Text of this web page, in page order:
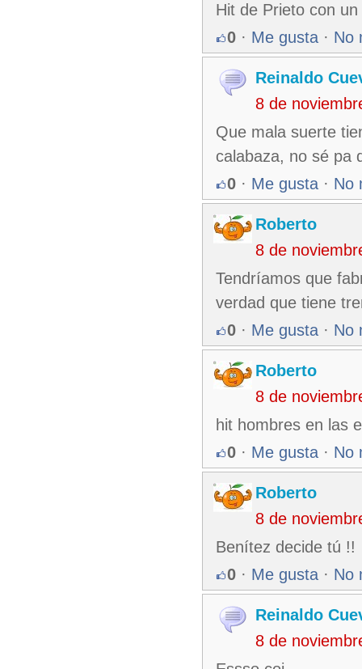
Hit de Prieto con un
0 · Me gusta · No
Reinaldo
8 de
Que mala suerte
calabaza, no sé pa
0 · Me gusta · No
Roberto
8 de
Tendríamos que
verdad que tiene
0 · Me gusta · No
Roberto
8 de
hit hombres en las
0 · Me gusta · No
Roberto
8 de
Benítez decide tú !!
0 · Me gusta · No
Reinaldo
8 de